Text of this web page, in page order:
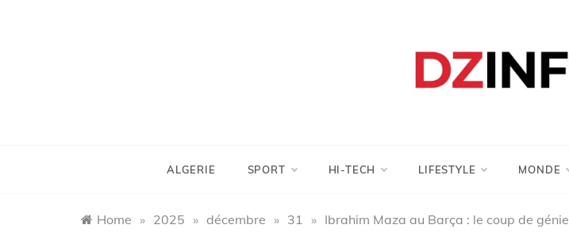
ALGERIE SPORT HI-TECH LIFESTYLE MONDE
Home » 2025 » décembre » 31 » Ibrahim Maza au Barça : le coup de génie